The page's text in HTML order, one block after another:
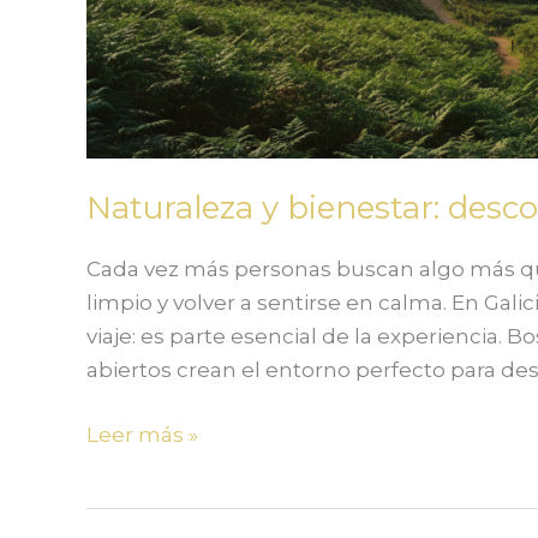
Naturaleza y bienestar:
Cada vez más personas buscan algo más
limpio y volver a sentirse en calma. En
viaje: es parte esencial de la experiencia.
abiertos crean el entorno perfecto para
Leer más »